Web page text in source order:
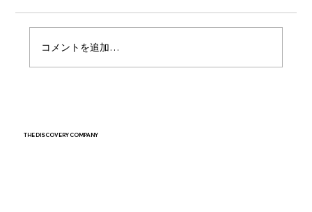
THE DISCOVERY COMPANY
コメントを追加…